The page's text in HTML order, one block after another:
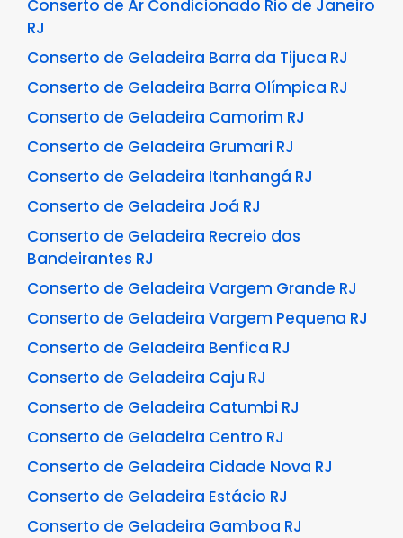
Conserto de Ar Condicionado Rio de Janeiro
RJ
Conserto de Geladeira Barra da Tijuca RJ
Conserto de Geladeira Barra Olímpica RJ
Conserto de Geladeira Camorim RJ
Conserto de Geladeira Grumari RJ
Conserto de Geladeira Itanhangá RJ
Conserto de Geladeira Joá RJ
Conserto de Geladeira Recreio dos
Bandeirantes RJ
Conserto de Geladeira Vargem Grande RJ
Conserto de Geladeira Vargem Pequena RJ
Conserto de Geladeira Benfica RJ
Conserto de Geladeira Caju RJ
Conserto de Geladeira Catumbi RJ
Conserto de Geladeira Centro RJ
Conserto de Geladeira Cidade Nova RJ
Conserto de Geladeira Estácio RJ
Conserto de Geladeira Gamboa RJ